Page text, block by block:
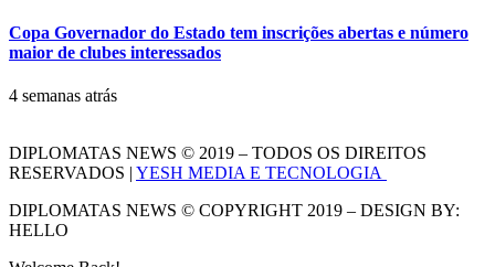
Copa Governador do Estado tem inscrições abertas e número
maior de clubes interessados
4 semanas atrás
DIPLOMATAS NEWS © 2019 – TODOS OS DIREITOS
RESERVADOS | YESH MEDIA E TECNOLOGIA
DIPLOMATAS NEWS © COPYRIGHT 2019 – DESIGN BY:
HELLO